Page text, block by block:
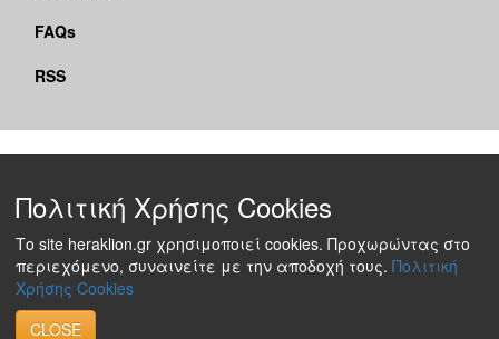
FAQs
RSS
Πολιτική Χρήσης Cookies
Το site heraklion.gr χρησιμοποιεί cookies. Προχωρώντας στο
περιεχόμενο, συναινείτε με την αποδοχή τους. Πολιτική
Χρήσης Cookies
CLOSE